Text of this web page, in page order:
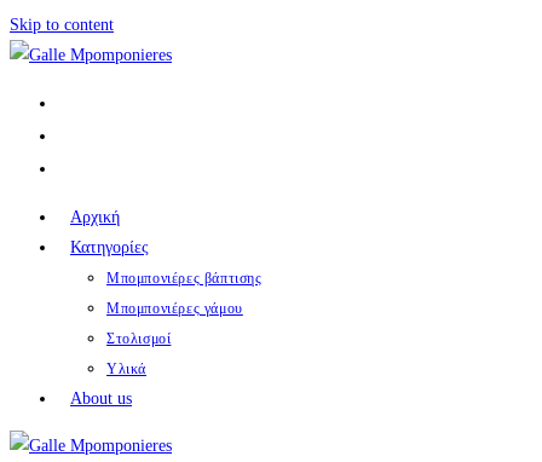
Skip to content
Αρχική
Κατηγορίες
Μπομπονιέρες βάπτισης
Μπομπονιέρες γάμου
Στολισμοί
Υλικά
About us